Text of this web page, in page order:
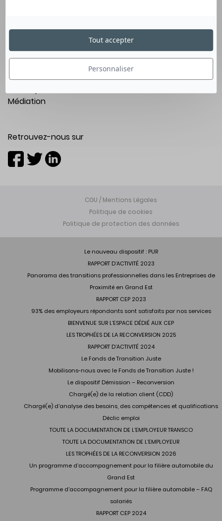
Actualités
Les questions que vous vous posez
Prenons contact
Médiation
Retrouvez-nous sur
CGU / Mentions Légales
Politique de cookies
Politique de protection des données
Le nouveau dispositif : PUR
RAPPORT D’ACTIVITÉ 2023
Panorama des transitions professionnelles dans les Entreprises de
Proximité en Grand Est
RAPPORT CEP 2023
93% des employeurs répondants sont satisfaits par nos services
BIENVENUE SUR L’ESPACE DÉDIÉ AUX CEP
LES TROPHÉES DE LA RECONVERSION 2025
RAPPORT D’ACTIVITÉ 2024
Le Fonds de Transition Juste
Mobilisons-nous avec le Fonds de Transition Juste !
Le dispositif Démission – Reconversion
Chargé(e) de la relation client (CDD)
Chargé(e) d’analyse des besoins, des compétences et qualifications
Déclic emploi
TOUTE LA DOCUMENTATION DE L’EMPLOYEUR TRANSCO
TOUTE LA DOCUMENTATION DE L’EMPLOYEUR
LES TROPHÉES DE LA RECONVERSION 2026
Un programme d’accompagnement pour la filière automobile du
Grand Est
Programme d’accompagnement pour la filière automobile – FAQ
salariés
RAPPORT CEP 2024
Personnaliser
Tout accepter